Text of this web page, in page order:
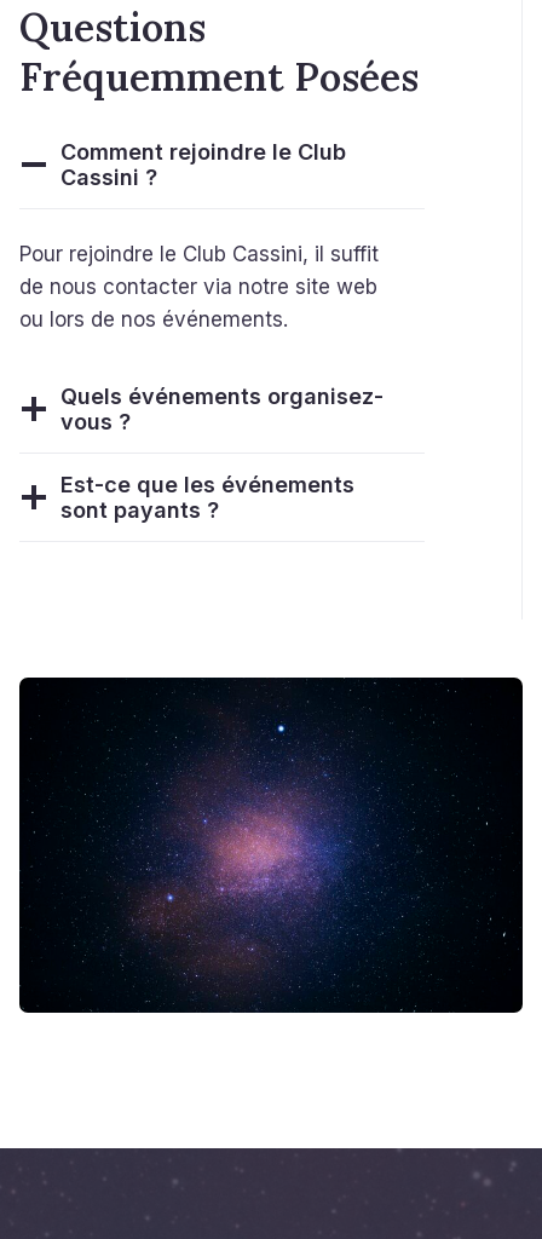
Questions
Fréquemment Posées
Comment rejoindre le Club
Cassini ?
Pour rejoindre le Club Cassini, il suffit
de nous contacter via notre site web
ou lors de nos événements.
Quels événements organisez-
vous ?
Est-ce que les événements
sont payants ?